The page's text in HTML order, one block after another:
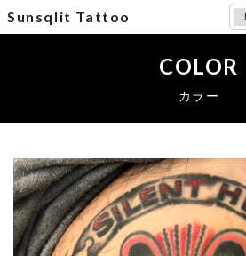
Sunsqlit Tattoo
COLOR
カラー